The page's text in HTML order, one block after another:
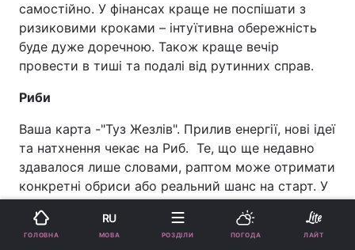
самостійно. У фінансах краще не поспішати з
ризиковими кроками – інтуїтивна обережність
буде дуже доречною. Також краще вечір
провести в тиші та подалі від рутинних справ.
Риби
Ваша карта -"Туз Жезлів". Прилив енергії, нові ідеї
та натхнення чекає на Риб. Те, що ще недавно
здавалося лише словами, раптом може отримати
конкретні обриси або реальний шанс на старт. У
запуску проєктів або сміливим розмовам про
майбутні плани. У стосунках стане більше
ГОЛОВНА
RU
МОВА РОЗДІЛИ ПОГОДА ЛАЙТ